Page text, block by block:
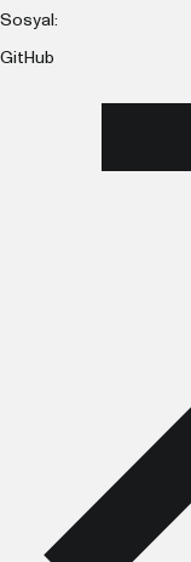
Sosyal:
GitHub